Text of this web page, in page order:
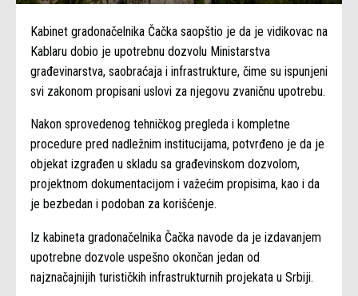
Kabinet gradonačelnika Čačka saopštio je da je vidikovac na
Kablaru dobio je upotrebnu dozvolu Ministarstva
građevinarstva, saobraćaja i infrastrukture, čime su ispunjeni
svi zakonom propisani uslovi za njegovu zvaničnu upotrebu.
Nakon sprovedenog tehničkog pregleda i kompletne
procedure pred nadležnim institucijama, potvrđeno je da je
objekat izgrađen u skladu sa građevinskom dozvolom,
projektnom dokumentacijom i važećim propisima, kao i da
je bezbedan i podoban za korišćenje.
Iz kabineta gradonačelnika Čačka navode da je izdavanjem
upotrebne dozvole uspešno okončan jedan od
najznačajnijih turističkih infrastrukturnih projekata u Srbiji.